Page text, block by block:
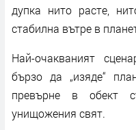
дупка нито расте,
стабилна вътре в
Най-очакваният
бързо да „изяде“
превърне в обект
унищожения свят.